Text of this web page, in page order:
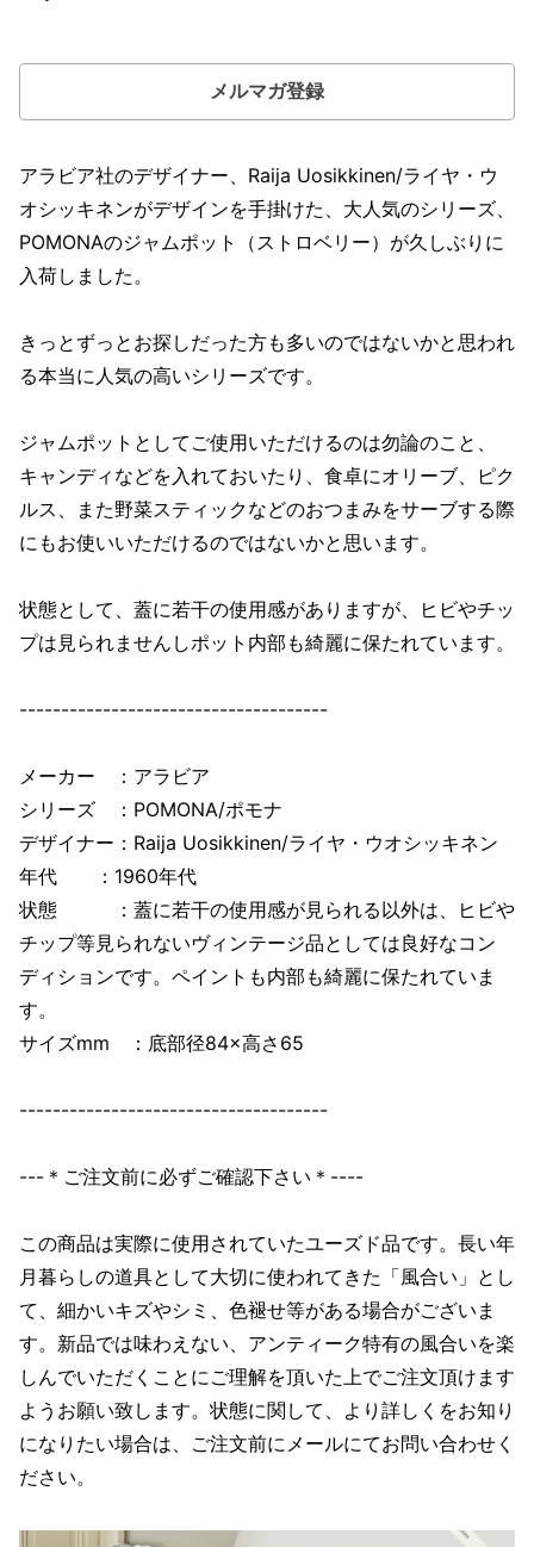
メルマガ登録
アラビア社のデザイナー、Raija Uosikkinen/ライヤ・ウ
オシッキネンがデザインを手掛けた、大人気のシリーズ、
POMONAのジャムポット（ストロベリー）が久しぶりに
入荷しました。
きっとずっとお探しだった方も多いのではないかと思われ
る本当に人気の高いシリーズです。
ジャムポットとしてご使用いただけるのは勿論のこと、
キャンディなどを入れておいたり、食卓にオリーブ、ピク
ルス、また野菜スティックなどのおつまみをサーブする際
にもお使いいただけるのではないかと思います。
状態として、蓋に若干の使用感がありますが、ヒビやチッ
プは見られませんしポット内部も綺麗に保たれています。
-------------------------------------
メーカー ：アラビア
シリーズ ：POMONA/ポモナ
デザイナー：Raija Uosikkinen/ライヤ・ウオシッキネン
年代 ：1960年代
状態 ：蓋に若干の使用感が見られる以外は、ヒビや
チップ等見られないヴィンテージ品としては良好なコン
ディションです。ペイントも内部も綺麗に保たれていま
す。
サイズmm ：底部径84×高さ65
-------------------------------------
---＊ご注文前に必ずご確認下さい＊----
この商品は実際に使用されていたユーズド品です。長い年
月暮らしの道具として大切に使われてきた「風合い」とし
て、細かいキズやシミ、色褪せ等がある場合がございま
す。新品では味わえない、アンティーク特有の風合いを楽
しんでいただくことにご理解を頂いた上でご注文頂けます
ようお願い致します。状態に関して、より詳しくをお知り
になりたい場合は、ご注文前にメールにてお問い合わせく
ださい。